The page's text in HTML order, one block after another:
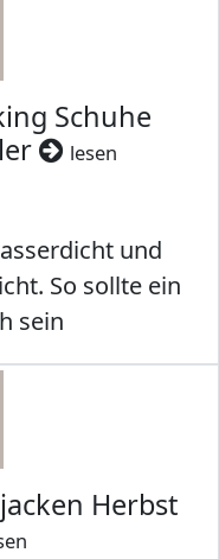
Schuhe
lesen
und
So sollte ein
sein
Herbst